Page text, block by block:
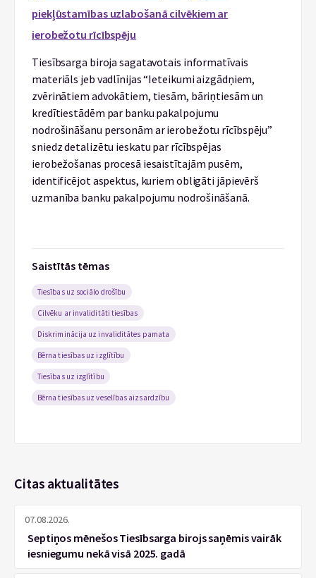
piekļūstamības uzlabošanā cilvēkiem ar
ierobežotu rīcībspēju
Tiesībsarga biroja sagatavotais informatīvais
materiāls jeb vadlīnijas “Ieteikumi aizgādņiem,
zvērinātiem advokātiem, tiesām, bāriņtiesām un
kredītiestādēm par banku pakalpojumu
nodrošināšanu personām ar ierobežotu rīcībspēju”
sniedz detalizētu ieskatu par rīcībspējas
ierobežošanas procesā iesaistītajām pusēm,
identificējot aspektus, kuriem obligāti jāpievērš
uzmanība banku pakalpojumu nodrošināšanā.
Saistītās tēmas
Tiesības uz sociālo drošību
Cilvēku ar invaliditāti tiesības
Diskriminācija uz invaliditātes pamata
Bērna tiesības uz izglītību
Tiesības uz izglītību
Bērna tiesības uz veselības aizsardzību
Citas aktualitātes
07.08.2026.
Septiņos mēnešos Tiesībsarga birojs saņēmis vairāk
iesniegumu nekā visā 2025. gadā